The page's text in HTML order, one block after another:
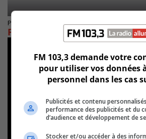
Publié le 12 janvier 2021 à 11h43
Fondaction investit dans mdf
FM 103,3 demande votre
pour utiliser vos données
personnel dans les cas
Publicités et contenu
performance des publicités et du
d’audience et développement de
Stocker et/ou accéder à des